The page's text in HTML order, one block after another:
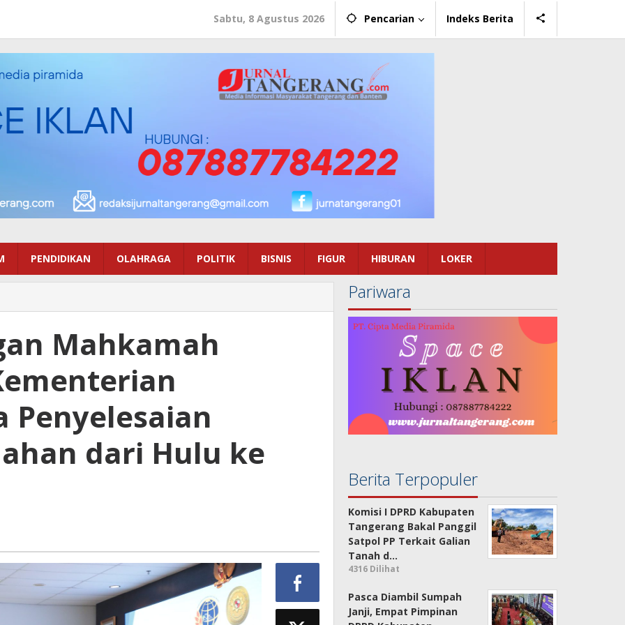
Sabtu, 8 Agustus 2026 Pencarian Indeks Berita
PENDIDIKAN OLAHRAGA POLITIK BISNIS FIGUR HIBURAN LOKER
Mahkamah
Penyelesaian
dari Hulu ke
Pariwara
Berita Terpopuler
Komisi I DPRD Kabupaten
Tangerang Bakal Panggil
Satpol PP Terkait Galian
Tanah d…
4316 Dilihat
Pasca Diambil Sumpah
Janji, Empat Pimpinan